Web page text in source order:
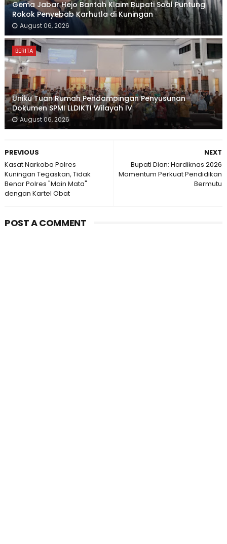
Gema Jabar Hejo Bantah Klaim Bupati Soal Puntung
Rokok Penyebab Karhutla di Kuningan
August 06, 2026
BERITA
Uniku Tuan Rumah Pendampingan Penyusunan
Dokumen SPMI LLDIKTI Wilayah IV
August 06, 2026
NEXT
Bupati Dian: Hardiknas 2026
Momentum Perkuat Pendidikan
Bermutu
PREVIOUS
Kasat Narkoba Polres
Kuningan Tegaskan, Tidak
Benar Polres "Main Mata"
dengan Kartel Obat
POST A COMMENT